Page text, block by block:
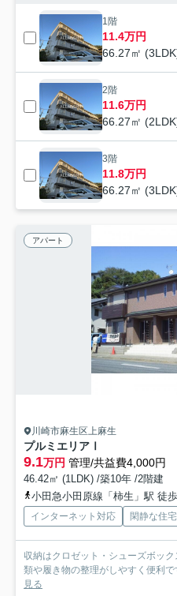
1階
11.4万円
66.27㎡
2階
11.6万円
66.27㎡
3階
11.8万円
66.27㎡
アパート
川崎市麻生区上麻生
プルミエリアⅠ
9.1万円 管理/共益費4,000円
46.42㎡ (1LDK) /築10年 /2階建
小田急小田原線「柿生」駅 徒
インターネット対応 閑静な住
収納はクロゼット・シューズボッ
類や履き物の整理がしやすく便利
見る